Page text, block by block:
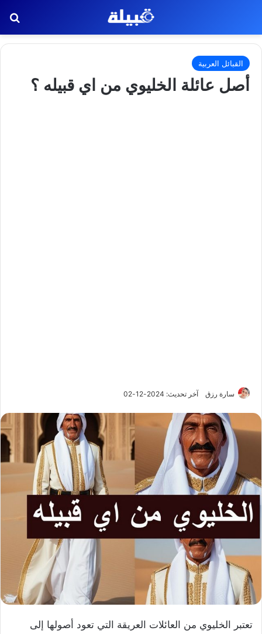
القبائل العربية
أصل عائلة الخليوي من اي قبيله ؟
سارة رزق آخر تحديث: 2024-12-02
تعتبر الخليوي من العائلات العريقة التي تعود أصولها إلى